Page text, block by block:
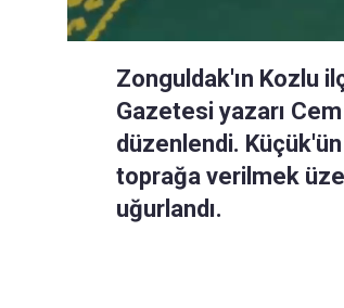
Zonguldak'ın Kozlu
Gazetesi yazarı
düzenlendi.
toprağa verilmek
uğurlandı.